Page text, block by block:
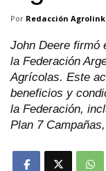
Por Redacción Agrolink
John Deere firmó
la Federación
Agrícolas. Este
beneficios y
la Federación,
Plan 7